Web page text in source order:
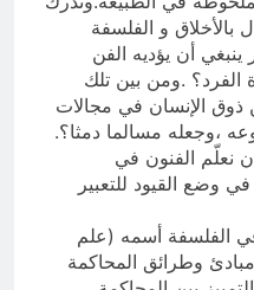
بالأخلاق و الفلسفة
أن يؤديه الفن
الفرد؟ .ومن بين تلك
ذوق الإنسان في مجالات
،وجعله مسالما دمثا؟.
نعلّم الفنون في
القيود للتعبير
الفلسفة أسمه (علم
وطرائق المحاكمة